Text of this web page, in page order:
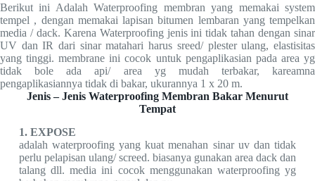
Berikut ini Adalah Waterproofing membran yang memakai system
tempel , dengan memakai lapisan bitumen lembaran yang tempelkan
media / dack. Karena Waterproofing jenis ini tidak tahan dengan sinar
UV dan IR dari sinar matahari harus sreed/ plester ulang, elastisitas
yang tinggi. membrane ini cocok untuk pengaplikasian pada area yg
tidak bole ada api/ area yg mudah terbakar, kareamna
pengaplikasiannya tidak di bakar, ukurannya 1 x 20 m.
Jenis – Jenis Waterproofing Membran Bakar Menurut
Tempat
1. EXPOSE
adalah waterproofing yang kuat menahan sinar uv dan tidak
perlu pelapisan ulang/ screed. biasanya gunakan area dack dan
talang dll. media ini cocok menggunakan waterproofing yg